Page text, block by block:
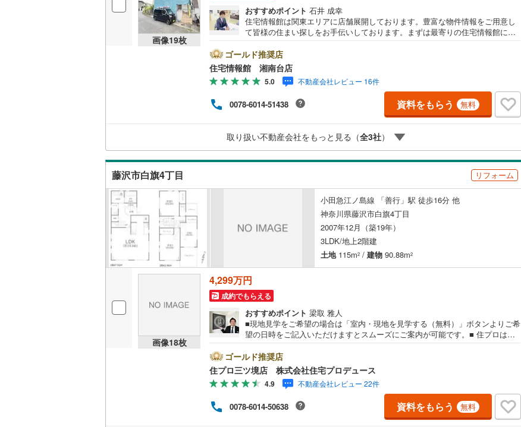
画像19枚
おすすめポイント 石井 成幸
住宅情報館は関東エリアに店舗展開しております。豊富な物件情報をご用意し
て皆様の住まい探しをお手伝いしております。まずは最寄りの住宅情報館にお
は営業いたします）】「資料請求」「内覧」のお問い合わせは上記時間内です
とスムーズにご対応が可能です。スタッフ一同お客様のお問合せをお待ちして
おります。【住宅ローン相談会】開催中無理のない住宅ローンの試算やご購入
の際にかかる諸費用の概算も行っております。しっかりとした資金計画のアド
バイスをさせて頂きますので、お気軽にご相談ください。お客様第一主義をモ
ット-にお引越しをしてからも安心して住んでいただけるよう、末永く誠実に努
めさせて頂きます。住宅情報館にお越し頂けたら、物件のご紹介だけではな
様の要望をお伺いしながら誠心誠意、全力でサポートさせて頂きます。お客様
一人一人に合わせたライフプランのご提案をさせていただきます。お気軽にご
相談ください。
ゴールド推奨店
住宅情報館 湘南台店
5.0 不動産会社レビュー 16件
0078-6014-51438 資料をもらう 無料
取り扱い不動産会社をもっと見る（全3社）
藤沢市白旗4丁目 リフォーム
小田急江ノ島線 「善行」駅 徒歩16分 他
神奈川県藤沢市白旗4丁目
2007年12月（築19年）
3LDK/地上2階建
土地115m2 / 建物 90.88m2
画像18枚
4,299万円
成約でもらえる
おすすめポイント 梁取 雅人
■現地見学をご希望の場合は「室内・現地を見学する（無料）」ボタンよりご希
望の日時をご記入いただけますとスムーズにご案内が可能です。■ 住プロは藤
門会社です！最新物件情報や当社限定で販売する物件情報も多数ございますの
で、お気軽にお問合せ下さい！ -------------- 弊社独自の住宅ローン提案システム
弊社ではファイナンシャル専門スタッフによる【丁寧な資金アドバイス】【フ
ァイナンシャルプラン提案書の作成】を随時行っております。意外に知らない
お客様が多い【定年時の住宅ローン残高】【住宅購入者だけが加入できる無料
の生命保険】【13年間もらえる、国からの特別ボーナス】これから多くなる
【教育費】住宅を買った後から始まる【住宅ローン返済】65歳以上から必要に
ゴールド推奨店
住プロ三ツ境店 株式会社住宅プロデュース
4.9 不動産会社レビュー 22件
0078-6014-50638 資料をもらう 無料
山陽新幹線 (128) 北陸新幹線（JR西日本）
西九州新幹線(0)
札幌市営地下鉄南北線
仙台市地下鉄南北線
仙台市地下鉄東西線(52)
東京メトロ丸ノ内方南支線( 10 )
東京メトロ東西線(86) 東京メトロ千代田線
横浜市営地下鉄ブルーライン
名古屋市営地下鉄東山線
88) 名古屋市営地下鉄名城線
(56) 名古屋市営地下鉄上飯田線
京都市営地下鉄烏丸線
OsakaMetro今里筋線
OsakaMetro四つ橋線(41) OsakaMetro中央線 ( 46)
福岡市地下鉄空港線(10)
わたらせ渓谷鐵道(7)